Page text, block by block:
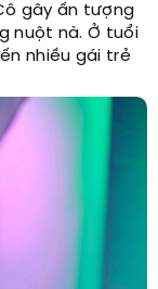
gây ấn tượng
nuột nà. Ở tuổi
nhiều gái trẻ